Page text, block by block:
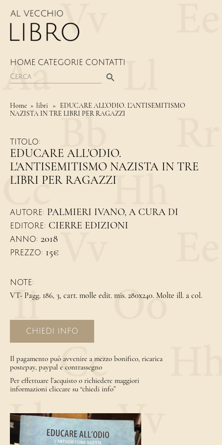
HOME CATEGORIE CONTATTI
Search
for:
Home » libri » EDUCARE ALL’ODIO. L’ANTISEMITISMO
NAZISTA IN TRE LIBRI PER RAGAZZI
TITOLO:
EDUCARE ALL'ODIO.
L'ANTISEMITISMO NAZISTA IN TRE
LIBRI PER RAGAZZI
AUTORE: PALMIERI IVANO, A CURA DI
EDITORE: CIERRE EDIZIONI
ANNO: 2018
PREZZO: 15€
NOTE:
VT- Pagg. 186, 3, cart. molle edit. mis. 280x240. Molte ill. a col.
CHIEDI INFO
Il pagamento può avvenire a mezzo bonifico, ricarica
postepay, paypal e contrassegno
Per effettuare l’acquisto o richiedere maggiori
informazioni cliccare su “chiedi info”